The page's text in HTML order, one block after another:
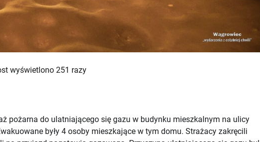
wyświetlono 251 razy
pożarna do ulatniającego się gazu w budynku mieszkalnym na ulicy
były 4 osoby mieszkające w tym domu. Strażacy zakręcili